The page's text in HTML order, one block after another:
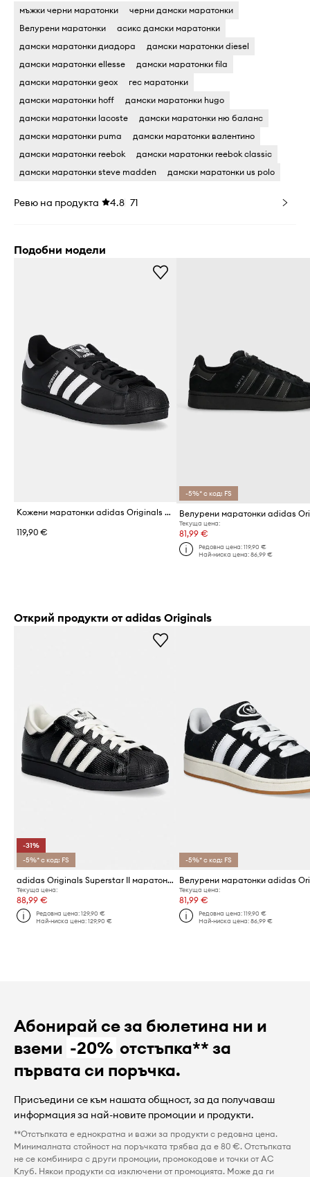
мъжки черни маратонки
черни дамски маратонки
Велурени маратонки
асикс дамски маратонки
дамски маратонки диадора
дамски маратонки diesel
дамски маратонки ellesse
дамски маратонки fila
дамски маратонки geox
гес маратонки
дамски маратонки hoff
дамски маратонки hugo
дамски маратонки lacoste
дамски маратонки ню баланс
дамски маратонки puma
дамски маратонки валентино
дамски маратонки reebok
дамски маратонки reebok classic
дамски маратонки steve madden
дамски маратонки us polo
Ревю на продукта 4.8 71
Подобни модели
Кожени маратонки adidas Originals Superstar II
119,90 €
-5%* с код: FS
Текуща цена:
81,99 €
Редовна цена: 119,90 €
Най-ниска цена: 86,99 €
Открий продукти от adidas Originals
-31%
-5%* с код: FS
adidas Originals Superstar II маратонки
Текуща цена:
88,99 €
Редовна цена:129,90 €
Най-ниска цена:129,90 €
-5%* с код: FS
Текуща цена:
81,99 €
Редовна цена: 119,90 €
Най-ниска цена: 86,99 €
Абонирай се за бюлетина ни и
вземи -20% отстъпка** за
първата си поръчка.
Присъедини се към нашата общност, за да получаваш
информация за най-новите промоции и продукти.
**Отстъпката е еднократна и важи за продукти с редовна цена.
Минималната стойност на поръчката трябва да е 80 €. Отстъпката
не се комбинира с други промоции, промокодове и точки от AC
Клуб. Някои продукти са изключени от промоцията. Може да ги